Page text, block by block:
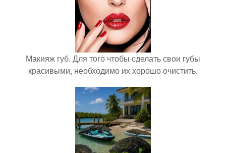
Макияж губ. Для того чтобы сделать свои губы
красивыми, необходимо их хорошо очистить.